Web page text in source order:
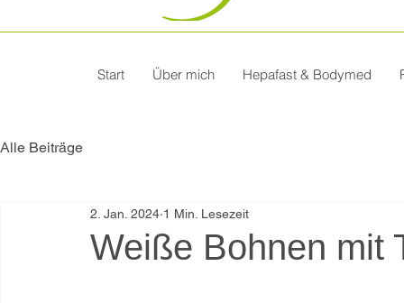
Start Über mich Hepafast & Bodymed
Alle Beiträge
Weiße Bohnen mit
2. Jan. 2024 1 Min. Lesezeit